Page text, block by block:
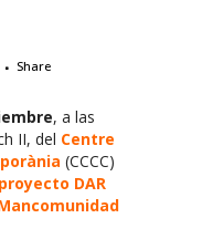
Share
, a las
II, del Centre
(CCCC)
proyecto DAR